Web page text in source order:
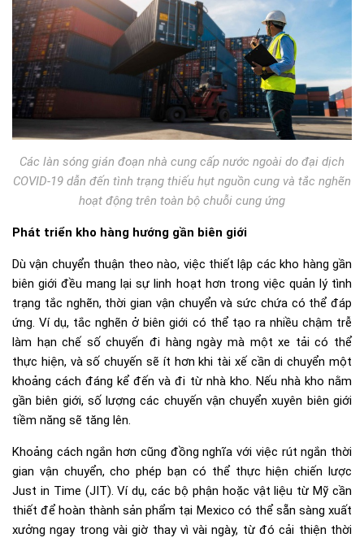
Các làn sóng gián đoạn nhà cung cấp nước ngoài do đại dịch
COVID-19 dẫn đến tình trạng thiếu hụt nguồn cung và tắc nghẽn
hoạt động trên toàn bộ chuỗi cung ứng
Phát triển kho hàng hướng gần biên giới
Dù vận chuyển thuận theo nào, việc thiết lập các kho hàng gần
biên giới đều mang lại sự linh hoạt hơn trong việc quản lý tình
trạng tắc nghẽn, thời gian vận chuyển và sức chứa có thể đáp
ứng. Ví dụ, tắc nghẽn ở biên giới có thể tạo ra nhiều chậm trễ
làm hạn chế số chuyến đi hàng ngày mà một xe tải có thể
thực hiện, và số chuyến sẽ ít hơn khi tài xế cần di chuyển một
khoảng cách đáng kể đến và đi từ nhà kho. Nếu nhà kho nằm
gần biên giới, số lượng các chuyến vận chuyển xuyên biên giới
tiềm năng sẽ tăng lên.
Khoảng cách ngắn hơn cũng đồng nghĩa với việc rút ngắn thời
gian vận chuyển, cho phép bạn có thể thực hiện chiến lược
Just in Time (JIT). Ví dụ, các bộ phận hoặc vật liệu từ Mỹ cần
thiết để hoàn thành sản phẩm tại Mexico có thể sẵn sàng xuất
xưởng ngay trong vài giờ thay vì vài ngày, từ đó cải thiện thời